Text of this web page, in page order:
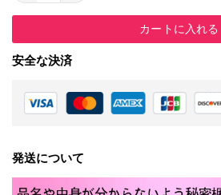
カートに入れる
安全な決済
発送について